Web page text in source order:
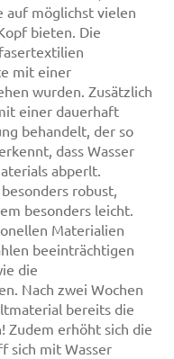
auf möglichst vielen
bieten. Die
mit einer
wurden. Zusätzlich
einer dauerhaft
behandelt, der so
dass Wasser
abperlt.
robust,
besonders leicht.
Materialien
beeinträchtigen
die
Nach zwei Wochen
bereits die
Zudem erhöht sich die
sich mit Wasser